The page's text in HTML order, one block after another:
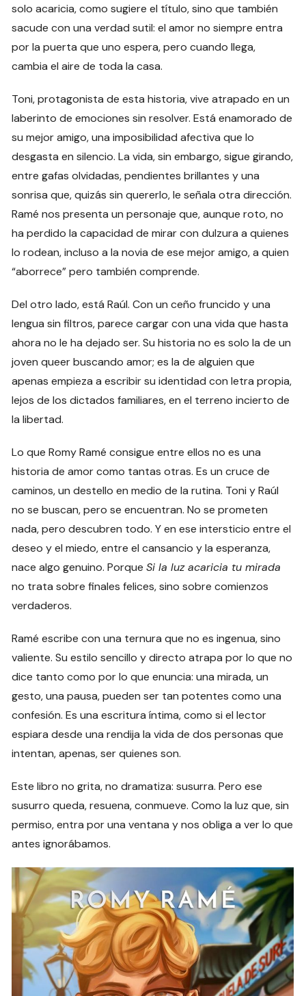
solo acaricia, como sugiere el título, sino que también
sacude con una verdad sutil: el amor no siempre entra
por la puerta que uno espera, pero cuando llega,
cambia el aire de toda la casa.
Toni, protagonista de esta historia, vive atrapado en un
laberinto de emociones sin resolver. Está enamorado de
su mejor amigo, una imposibilidad afectiva que lo
desgasta en silencio. La vida, sin embargo, sigue girando,
entre gafas olvidadas, pendientes brillantes y una
sonrisa que, quizás sin quererlo, le señala otra dirección.
Ramé nos presenta un personaje que, aunque roto, no
ha perdido la capacidad de mirar con dulzura a quienes
lo rodean, incluso a la novia de ese mejor amigo, a quien
“aborrece” pero también comprende.
Del otro lado, está Raúl. Con un ceño fruncido y una
lengua sin filtros, parece cargar con una vida que hasta
ahora no le ha dejado ser. Su historia no es solo la de un
joven queer buscando amor; es la de alguien que
apenas empieza a escribir su identidad con letra propia,
lejos de los dictados familiares, en el terreno incierto de
la libertad.
Lo que Romy Ramé consigue entre ellos no es una
historia de amor como tantas otras. Es un cruce de
caminos, un destello en medio de la rutina. Toni y Raúl
no se buscan, pero se encuentran. No se prometen
nada, pero descubren todo. Y en ese intersticio entre el
deseo y el miedo, entre el cansancio y la esperanza,
nace algo genuino. PorqueSi la luz acaricia tu mirada
no trata sobre finales felices, sino sobre comienzos
verdaderos.
Ramé escribe con una ternura que no es ingenua, sino
valiente. Su estilo sencillo y directo atrapa por lo que no
dice tanto como por lo que enuncia: una mirada, un
gesto, una pausa, pueden ser tan potentes como una
confesión. Es una escritura íntima, como si el lector
espiara desde una rendija la vida de dos personas que
intentan, apenas, ser quienes son.
Este libro no grita, no dramatiza: susurra. Pero ese
susurro queda, resuena, conmueve. Como la luz que, sin
permiso, entra por una ventana y nos obliga a ver lo que
antes ignorábamos.